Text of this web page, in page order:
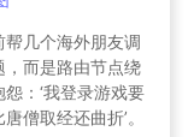
几个海外朋友调
而是路由节点绕
：‘我登录游戏要
僧取经还曲折’。